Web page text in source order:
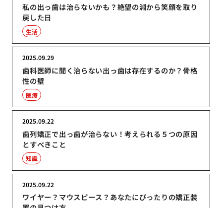
私の出っ歯は治らないかも？絶望の淵から笑顔を取り
戻した日
生活
歯科医師に聞く治らない出っ歯は存在するのか？骨格
性の壁
2025.09.29
医療
歯列矯正で出っ歯が治らない！考えられる５つの原因
とすべきこと
2025.09.22
知識
ワイヤー？マウスピース？あなたにぴったりの矯正装
2025.09.22